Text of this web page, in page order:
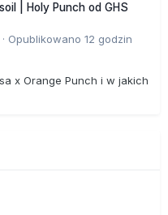
| Holy Punch od GHS
· Opublikowano 12 godzin
x Orange Punch i w jakich